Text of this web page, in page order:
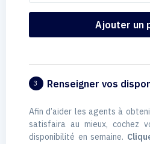
Ajouter un
3 Renseigner vos
Afin d’aider les agents à
satisfaira au mieux, cochez
disponibilité en semaine.